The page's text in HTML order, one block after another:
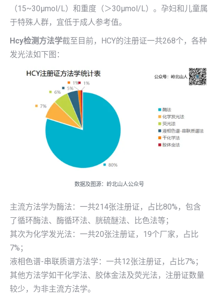
（15~30μmol/L）和重度（＞30μmol/L）。孕妇和儿童属
于特殊人群，宜低于成人参考值。
Hcy检测方法学截至目前，HCY的注册证一共268个，各种
发光法如下图：
数据及图源：岭北山人公众号
主流方法学为酶法：一共214张注册证，占比80%，包含
了循环酶法、酶循环法、胱硫醚法、比色法等；
其次为化学发光法：一共20张注册证，19个厂家，占比
7%；
液相色谱-串联质谱方法学：一共12张注册证，占比7%；
其他方法学如干化学法、胶体金法及荧光法，注册证数量
较少，为非主流方法学。